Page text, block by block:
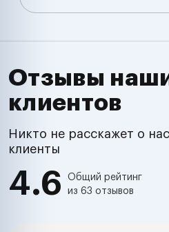
Отзывы
клиентов
Никто не расскажет о
клиенты
4.6
Общий рейтинг
из 63 отзывов